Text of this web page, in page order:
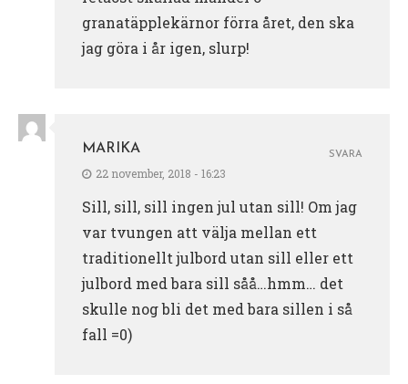
granatäpplekärnor förra året, den ska
jag göra i år igen, slurp!
MARIKA
22 november, 2018 - 16:23
Sill, sill, sill ingen jul utan sill! Om jag
var tvungen att välja mellan ett
traditionellt julbord utan sill eller ett
julbord med bara sill såå…hmm… det
skulle nog bli det med bara sillen i så
fall =0)
SVARA